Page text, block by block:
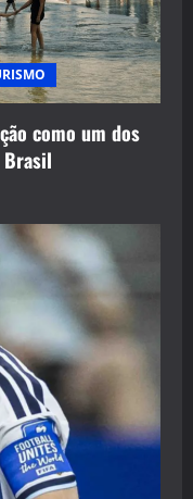
como um dos